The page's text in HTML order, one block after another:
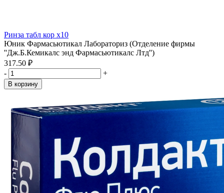
Ринза табл кор x10
Юник Фармасьютикал Лабораториз (Отделение фирмы
''Дж.Б.Кемикалс энд Фармасьютикалс Лтд'')
317.50 ₽
-
+
В корзину